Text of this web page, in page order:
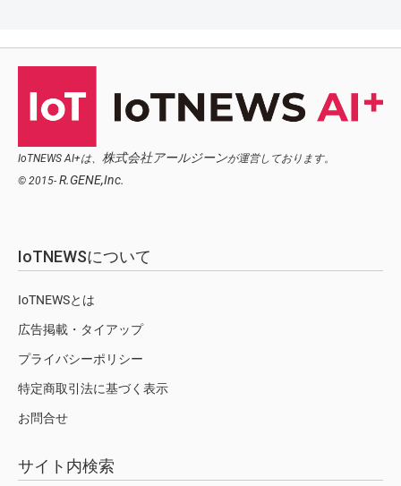
IoTNEWS AI+は、 株式会社アールジーンが運営しております。
© 2015- R.GENE,Inc.
IoTNEWSについて
IoTNEWSとは
広告掲載・タイアップ
プライバシーポリシー
特定商取引法に基づく表示
お問合せ
サイト内検索